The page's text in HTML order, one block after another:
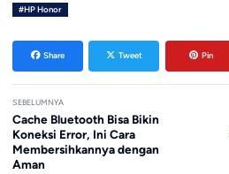
#HP Honor
Share Tweet Pin
SEBELUMNYA
Cache Bluetooth Bisa Bikin
Koneksi Error, Ini Cara
Membersihkannya dengan
Aman